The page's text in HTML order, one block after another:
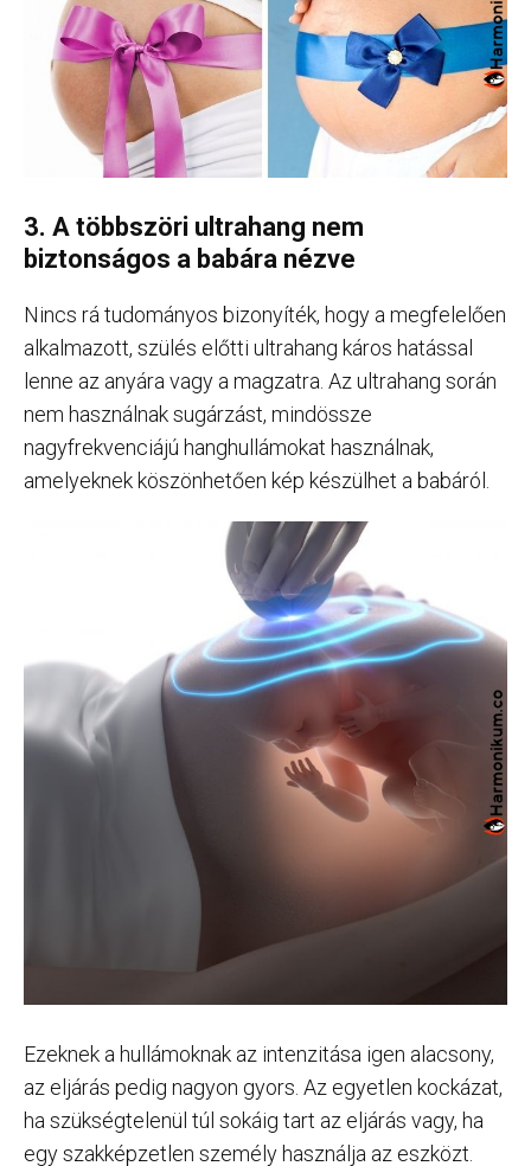
3. A többszöri ultrahang nem
biztonságos a babára nézve
Nincs rá tudományos bizonyíték, hogy a megfelelően
alkalmazott, szülés előtti ultrahang káros hatással
lenne az anyára vagy a magzatra. Az ultrahang során
nem használnak sugárzást, mindössze
nagyfrekvenciájú hanghullámokat használnak,
amelyeknek köszönhetően kép készülhet a babáról.
Ezeknek a hullámoknak az intenzitása igen alacsony,
az eljárás pedig nagyon gyors. Az egyetlen kockázat,
ha szükségtelenül túl sokáig tart az eljárás vagy, ha
egy szakképzetlen személy használja az eszközt.